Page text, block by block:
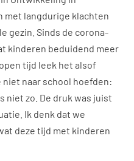
met langdurige klachten
gezin. Sinds de corona-
kinderen beduidend meer
tijd leek het alsof
naar school hoefden:
niet zo. De druk was juist
Ik denk dat we
deze tijd met kinderen